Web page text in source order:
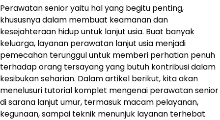
Perawatan senior yaitu hal yang begitu penting,
khususnya dalam membuat keamanan dan
kesejahteraan hidup untuk lanjut usia. Buat banyak
keluarga, layanan perawatan lanjut usia menjadi
pemecahan terunggul untuk memberi perhatian penuh
terhadap orang tersayang yang butuh kontribusi dalam
kesibukan seharian. Dalam artikel berikut, kita akan
menelusuri tutorial komplet mengenai perawatan senior
di sarana lanjut umur, termasuk macam pelayanan,
kegunaan, sampai teknik menunjuk layanan terhebat.